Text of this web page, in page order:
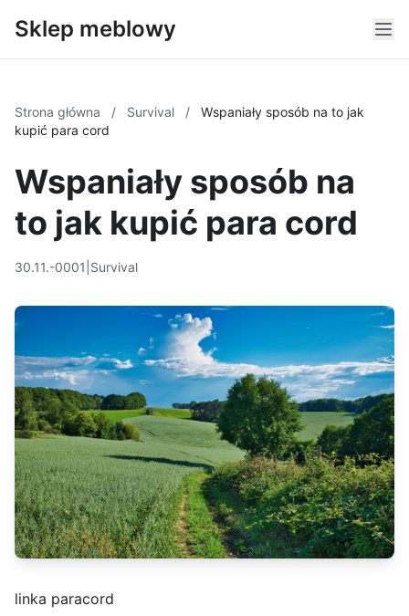
Sklep meblowy
Strona główna / Survival /
Wspaniały sposób na to jak
kupić para cord
Wspaniały sposób na
to jak kupić para cord
30.11.-0001 Survival
linka paracord